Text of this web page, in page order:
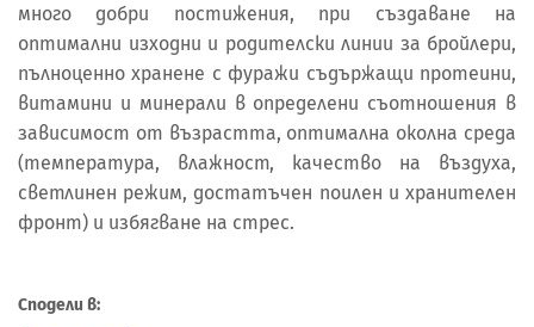
много добри постижения, при създаване на
оптимални изходни и родителски линии за бройлери,
пълноценно хранене с фуражи съдържащи протеини,
витамини и минерали в определени съотношения в
зависимост от възрастта, оптимална околна среда
(температура, влажност, качество на въздуха,
светлинен режим, достатъчен поилен и хранителен
фронт) и избягване на стрес.
Сподели в: